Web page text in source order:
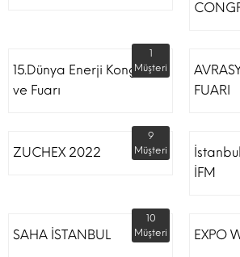
15.Dünya Enerji Kongresi
ve Fuarı
1
Müşteri
FUARI
ZUCHEX 2022
9
Müşteri
İFM
SAHA İSTANBUL
10
Müşteri
EXPO